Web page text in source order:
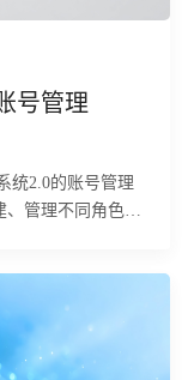
号管理
管理不同角色的